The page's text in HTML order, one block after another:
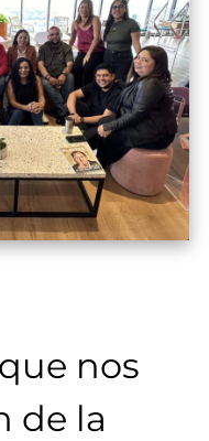
nos
de la